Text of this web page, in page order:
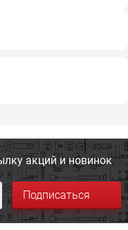
акций и новинок
Подписаться